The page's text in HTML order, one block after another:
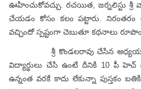
ఊహించుకోవచ్చు. రచయిత, జర్నలిస్టు
చేయడం కోసం కలం పట్టారు.
వచ్చిందో స్పష్టంగా చెబుతూ కథనాలు
శ్రీ కొండలరావు చేసిన
విద్యార్థులు చేసి ఉంటే దీనికి 10 పీ హెచ్
ఉన్నంత వరకే కాదు లేకున్నా పుస్తకం